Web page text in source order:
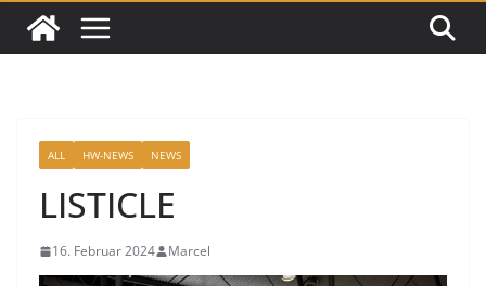
ALL HW-NEWS NEWS
LISTICLE
16. Februar 2024 Marcel